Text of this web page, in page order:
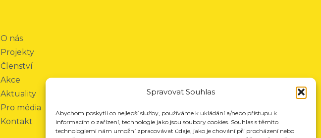
Spravovat Souhlas
Abychom poskytli co nejlepší služby, používáme k ukládání a/nebo přístupu k
informacím o zařízení, technologie jako jsou soubory cookies. Souhlas s těmito
technologiemi nám umožní zpracovávat údaje, jako je chování při procházení nebo
O nás
Projekty
Členství
Akce
Aktuality
Pro média
Kontakt